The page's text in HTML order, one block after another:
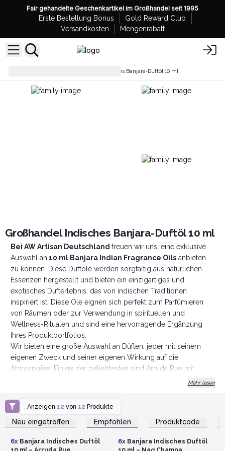
Fair gehandelte Geschenkartikel im Großhandel seit 1995
Erste Bestellung Bonus
Gold Reward Club
Versandkosten
Mengenrabatt
Großhandel Indisches Banjara-Duftöl 10 ml
Großhandel Indisches Banjara-Duftöl 10 ml
Bei AW Artisan Deutschland freuen wir uns, eine exklusive
Auswahl an 10 ml Banjara Indian Fragrance Oilsanbieten
zu können. Diese Duftöle werden sorgfältig aus natürlichen
Essenzen hergestellt und bieten ein einzigartiges und
exotisches Dufterlebnis, das von indischen Traditionen
inspiriert ist. Diese Öle eignen sich perfekt zum Parfümieren
von Räumen oder zur Verwendung in spirituellen und
Wellness-Ritualen und sind eine hervorragende Ergänzung
Ihres Produktportfolios.
Wir bieten eine große Auswahl an Düften, jeder mit seinem
eigenen Zweck und seiner eigenen Wirkung auf die
Atmosphäre. Einige der beliebtesten sind Arruda Rue mit
einem starken Kräuterduft, ideal für spirituelle Reinigungsrituale
mit einem tiefen, intensiven Duft, perfekt zum Erzeugen einer
Atmosphäre der Kraft und Vitalität und auch weit verbreitet in
Reinigungsritualen. Jedes Öl wird in 10-ml-Flaschen verkauft,
erhalten. Um den Weiterverkauf zu erleichtern, enthält jede
Mehr lesen
Anzeigen 12 von 12 Produkte
Neu eingetroffen Empfohlen Produktcode
Anmelden oder
Registrieren für
Großhandelspreise
6xBanjara Indisches Duftöl
Registrieren für
Großhandelspreise
6xBanjara Indisches Duftöl